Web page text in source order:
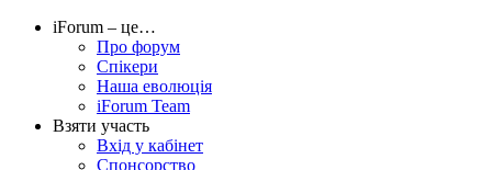
iForum – це…
Про форум
Спікери
Наша еволюція
iForum Team
Взяти участь
Вхід у кабінет
Спонсорство